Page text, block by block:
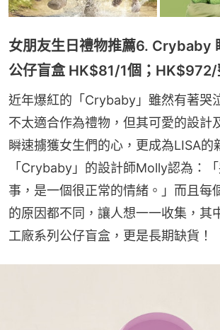
女朋友生日禮物推薦6. Crybaby
公仔盲盒 HK$81/1個；HK$972/
近年爆紅的「Crybaby」雖然有著哭
不太適合作為禮物，但其可愛的設計
瞬速擄獲女生們的心，更成為LISA的
「Crybaby」的設計師Molly認為：
事，是一個很正常的情緒。」而且每
的原因都不同，讓人想一一收集，其
工廠系列公仔盲盒，更是長期缺貨！